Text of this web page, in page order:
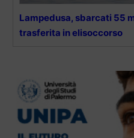
Lampedusa, sbarcati 55
trasferita in elisoccorso